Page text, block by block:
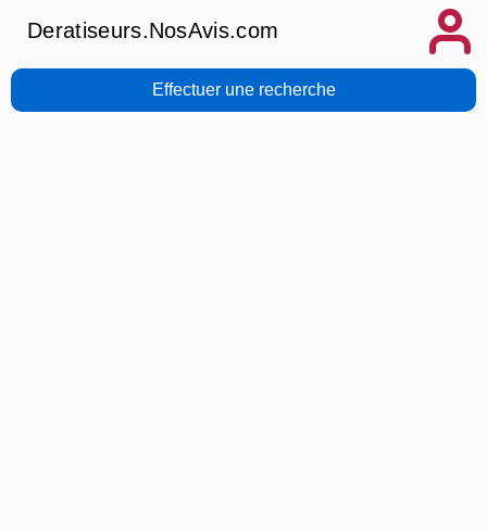
Deratiseurs.NosAvis.com
Effectuer une recherche